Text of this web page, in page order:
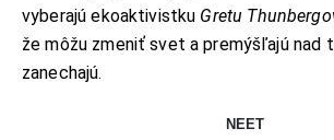
vyberajú ekoaktivistku Gretu
že môžu zmeniť svet a premýšľajú nad
zanechajú.
NEET